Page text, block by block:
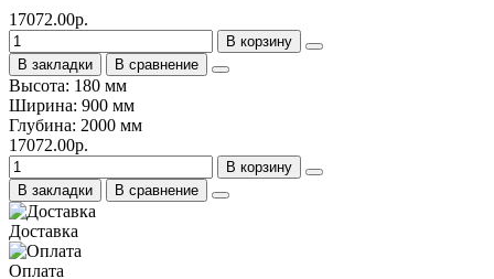
17072.00р.
В корзину
В закладки
В сравнение
Высота: 180 мм
Ширина: 900 мм
Глубина: 2000 мм
17072.00р.
В корзину
В закладки
В сравнение
Доставка
Оплата